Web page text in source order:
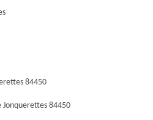
84450
84450